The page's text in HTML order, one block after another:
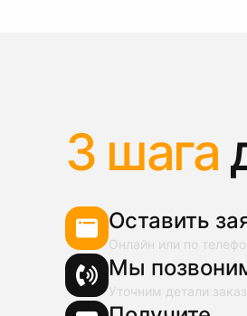
3 шага
Оставить
Онлайн или по
Мы
Уточним детали